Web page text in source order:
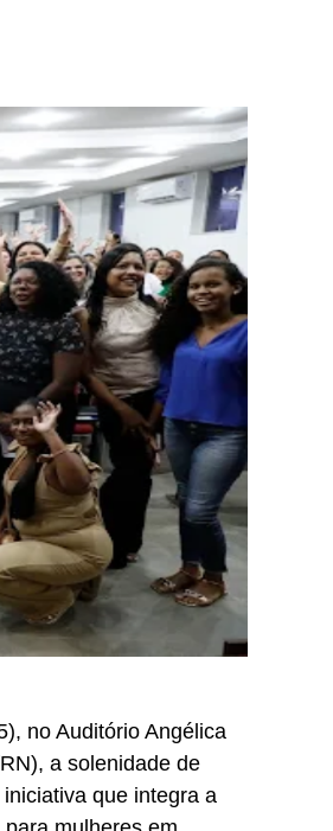
no Auditório Angélica
a solenidade de
que integra a